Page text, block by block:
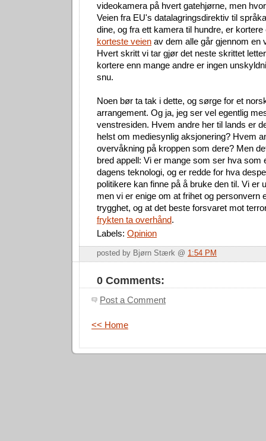
videokamera på hvert gatehjørne, men
Veien fra EU's datalagringsdirektiv til
dine, og fra ett kamera til hundre, er kortere
korteste veien av dem alle går gjennom en
Hvert skritt vi tar gjør det neste skrittet
kortere enn mange andre er ingen
snu.
Noen bør ta tak i dette, og sørge for et
arrangement. Og ja, jeg ser vel egentlig
venstresiden. Hvem andre her til lands er
helst om mediesynlig aksjonering? Hvem
overvåkning på kroppen som dere? Men
bred appell: Vi er mange som ser hva som
dagens teknologi, og er redde for hva
politikere kan finne på å bruke den til. Vi er
men vi er enige om at frihet og personvern
trygghet, og at det beste forsvaret mot
frykten ta overhånd.
Labels: Opinion
posted by Bjørn Stærk @ 1:54 PM
0 Comments:
Post a Comment
<< Home